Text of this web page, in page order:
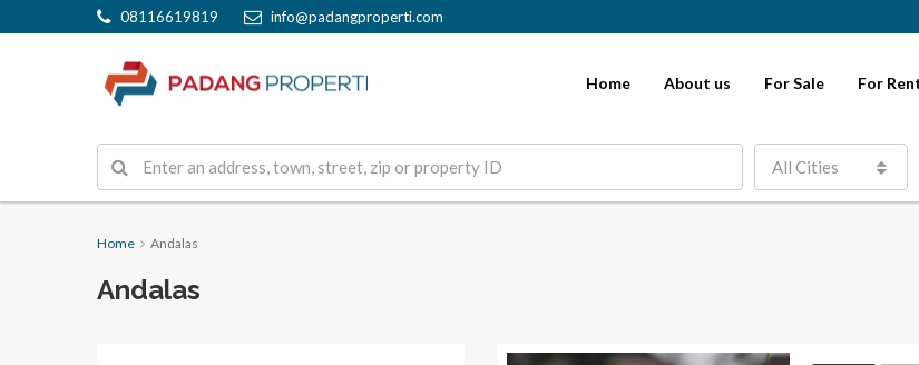
08116619819 info@padangproperti.com
Home About us For Sale For
All Cities
Home Andalas
Andalas